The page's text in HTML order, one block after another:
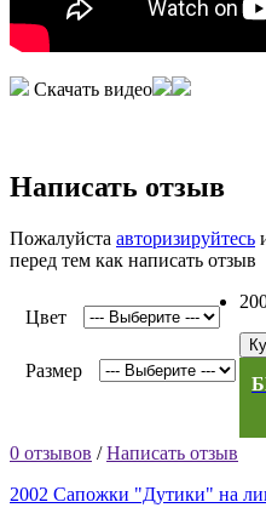
Скачать видео
Написать отзыв
Пожалуйста авторизируйтесь
перед тем как написать отзыв
Цвет
Размер
0 отзывов /Написать отзыв
2002 Сапожки "Дутики" на